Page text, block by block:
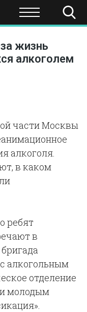
НАУКА И
жизнь
алкоголем
части Москвы
алкоголя.
в каком
ребят
в
алкогольным
отделение
молодым